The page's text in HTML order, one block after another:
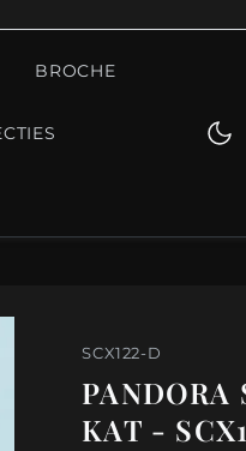
BROCHE
SCX122-D
PANDORA
KAT -